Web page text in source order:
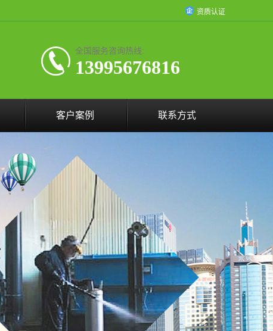
资质认证
全国服务咨询热线:
13995676816
客户案例 联系方式